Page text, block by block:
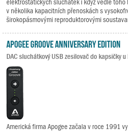
elektrostatických sluchátek i když vedle toho
v několika kapacitních přenoskách s
širokopásmovými reproduktorovými
Apogee Groove Anniversary Edition
DAC sluchátkový USB zesilovač do kapsičky u
Americká firma Apogee začala v roce 1991